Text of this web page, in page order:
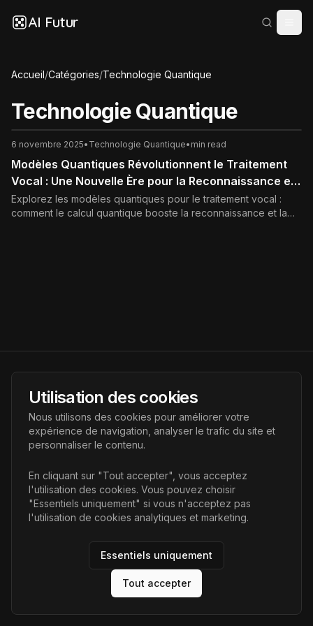
AI Futur
Accueil/Catégories/Technologie Quantique
Technologie Quantique
6 novembre 2025• Technologie Quantique• min read
Modèles Quantiques Révolutionnent le Traitement
Vocal : Une Nouvelle Ère pour la Reconnaissance et
la Synthèse Vocale
Explorez les modèles quantiques pour le traitement vocal :
comment le calcul quantique booste la reconnaissance et la
AI Futur
Portail de l'avenir de l'intelligence artificielle, vous aidant à
découvrir les dernières technologies IA.
Liens
Accueil
Articles
AI Futur. Tous droits réservés.
Utilisation des cookies
Nous utilisons des cookies pour améliorer votre
expérience de navigation, analyser le trafic du site et
personnaliser le contenu.
En cliquant sur "Tout accepter", vous acceptez
l'utilisation des cookies. Vous pouvez choisir
"Essentiels uniquement" si vous n'acceptez pas
l'utilisation de cookies analytiques et marketing.
Essentiels uniquement
Tout accepter